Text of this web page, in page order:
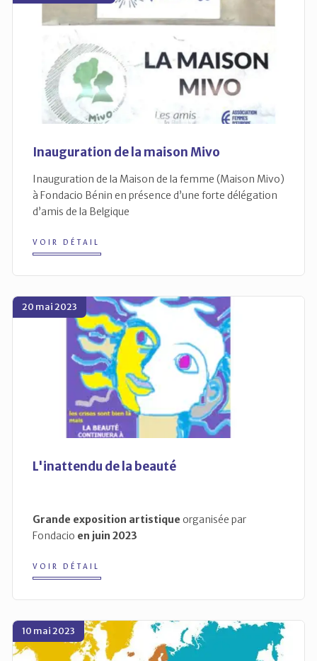
Inauguration de la maison Mivo
Inauguration de la Maison de la femme (Maison Mivo)
à Fondacio Bénin en présence d’une forte délégation
d’amis de la Belgique
VOIR DÉTAIL
20 mai 2023
L'inattendu de la beauté
Grande exposition artistique organisée par
Fondacio en juin 2023
VOIR DÉTAIL
10 mai 2023